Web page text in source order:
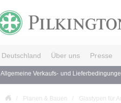
Deutschland Über uns Presse
Allgemeine Verkaufs- und
Planen & Bauen Glastypen für